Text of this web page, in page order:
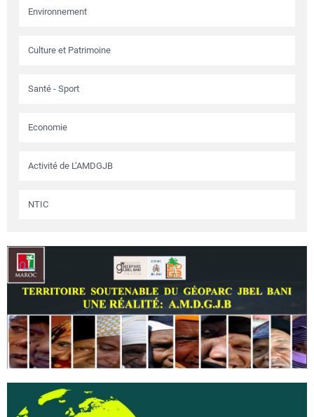
Environnement
Culture et Patrimoine
Santé - Sport
Economie
Activité de L’AMDGJB
NTIC